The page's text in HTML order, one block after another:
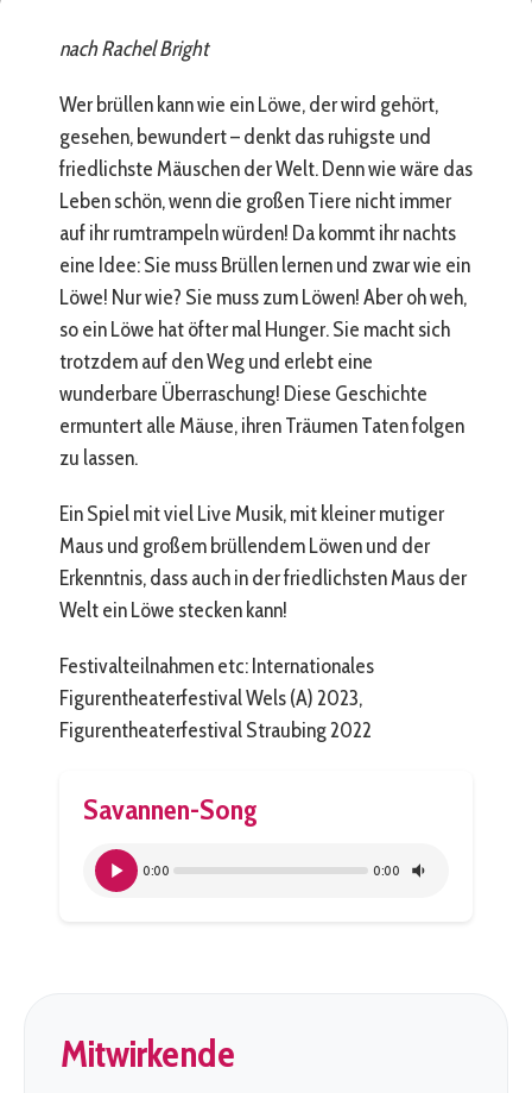
nach Rachel Bright
Wer brüllen kann wie ein Löwe, der wird gehört,
gesehen, bewundert – denkt das ruhigste und
friedlichste Mäuschen der Welt. Denn wie wäre das
Leben schön, wenn die großen Tiere nicht immer
auf ihr rumtrampeln würden! Da kommt ihr nachts
eine Idee: Sie muss Brüllen lernen und zwar wie ein
Löwe! Nur wie? Sie muss zum Löwen! Aber oh weh,
so ein Löwe hat öfter mal Hunger. Sie macht sich
trotzdem auf den Weg und erlebt eine
wunderbare Überraschung! Diese Geschichte
ermuntert alle Mäuse, ihren Träumen Taten folgen
zu lassen.
Ein Spiel mit viel Live Musik, mit kleiner mutiger
Maus und großem brüllendem Löwen und der
Erkenntnis, dass auch in der friedlichsten Maus der
Welt ein Löwe stecken kann!
Festivalteilnahmen etc: Internationales
Figurentheaterfestival Wels (A) 2023,
Figurentheaterfestival Straubing 2022
Savannen-Song
0:00 0:00
Mitwirkende